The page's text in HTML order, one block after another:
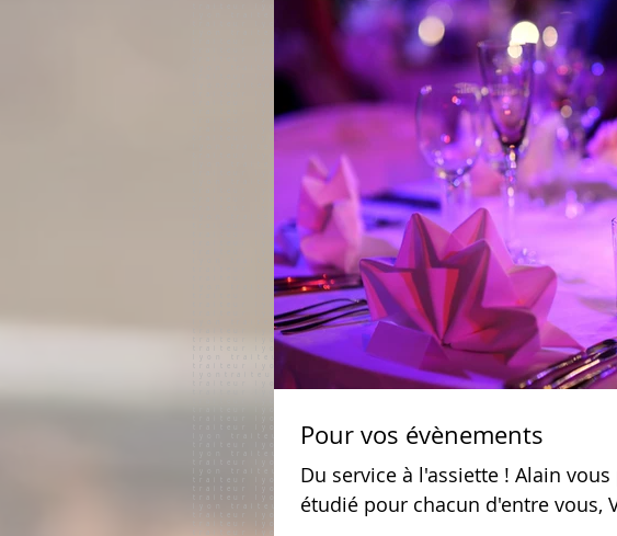
Pour vos évènements
Du service à l'assiette ! Alain vous propose une cuisine créative
étudié pour chacun d'entre vous,